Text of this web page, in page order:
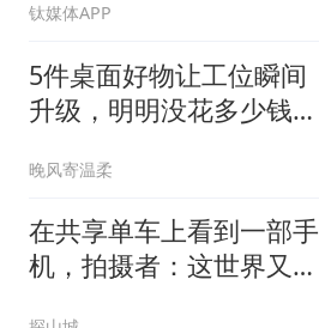
钛媒体APP
5件桌面好物让工位瞬间
升级，明明没花多少钱，
晚风寄温柔
在共享单车上看到一部手
机，拍摄者：这世界又多